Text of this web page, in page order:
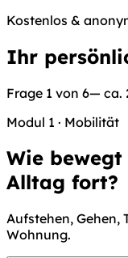
Kostenlos &
Ihr
Frage 1 von 6— ca.
Modul 1 · Mobilität
Wie
Alltag fort?
Aufstehen, Gehen,
Wohnung.